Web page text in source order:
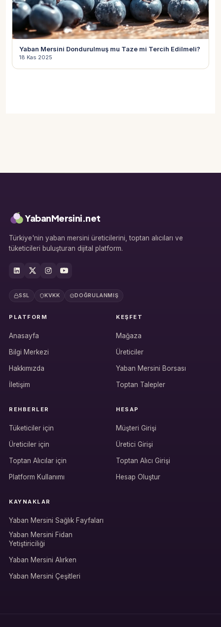
Hesabına giriş yap
Üretici / çiftçi paneli
Yaban Mersini Dondurulmuş mu Taze mi Tercih Edilmeli?
18 Kas 2025
YabanMersini.net
Türkiye'nin yaban mersini üreticilerini, toptan alıcıları ve
tüketicileri buluşturan dijital platform.
SSL KVKK DOĞRULANMIŞ
PLATFORM
Anasayfa
Bilgi Merkezi
Hakkımızda
İletişim
KEŞFET
Mağaza
Üreticiler
Yaban Mersini Borsası
Toptan Talepler
REHBERLER
Tüketiciler için
Üreticiler için
Toptan Alıcılar için
Platform Kullanımı
HESAP
Müşteri Girişi
Üretici Girişi
Toptan Alıcı Girişi
Hesap Oluştur
KAYNAKLAR
Yaban Mersini Sağlık Fayfaları
Yaban Mersini Fidan
Yetiştiriciliği
Yaban Mersini Alırken
Yaban Mersini Çeşitleri